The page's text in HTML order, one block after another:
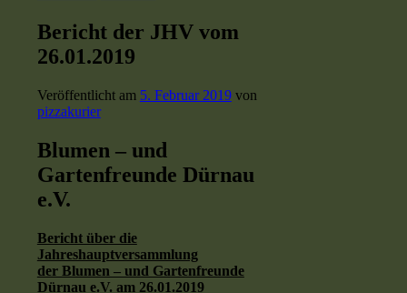
Bericht der JHV vom
26.01.2019
Veröffentlicht am 5. Februar 2019 von
pizzakurier
Blumen – und
Gartenfreunde Dürnau
e.V.
Bericht über die
Jahreshauptversammlung
der Blumen – und Gartenfreunde
Dürnau e.V. am 26.01.2019